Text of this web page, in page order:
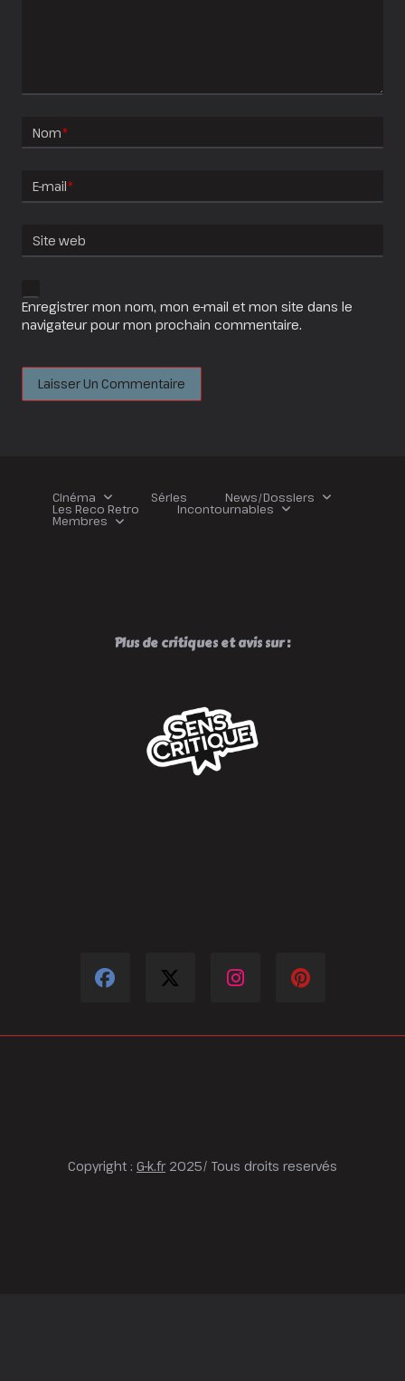
Nom*
E-mail*
Site web
Enregistrer mon nom, mon e-mail et mon site dans le
navigateur pour mon prochain commentaire.
Cinéma Séries News/Dossiers
Les Reco Retro Incontournables
Membres
Plus de critiques et avis sur :
Copyright : G-k.fr2025/ Tous droits reservés